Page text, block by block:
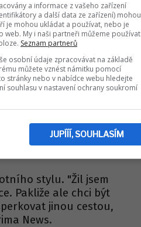
nepřijede:
kontrole u
výkonnosti srdce,
prý chtěl po té
stylu. "Žil jsem
Pakliže ale chci být
jinou cestou,
News.
a informace z vašeho zařízení
a další data ze zařízení) mohou
je mohou ukládat a používat, nebo je
web. My i naši partneři můžeme používat
Seznam partnerů
osobní údaje zpracovávat na základě
můžete vznést námitku pomocí
stránky nebo v nabídce webu hledejte
souhlasu v nastavení ochrany soukromí
JUPÍÍÍ, SOUHLASÍM